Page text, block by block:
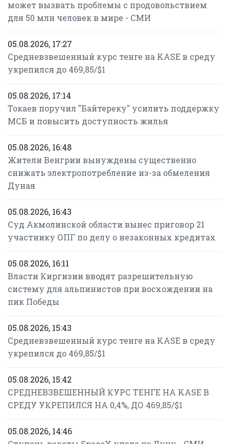
может вызвать проблемы с продовольствием
для 50 млн человек в мире - СМИ
05.08.2026, 17:27
Средневзвешенный курс тенге на KASE в среду
укрепился до 469,85/$1
05.08.2026, 17:14
Токаев поручил "Байтереку" усилить поддержку
МСБ и повысить доступность жилья
05.08.2026, 16:48
Жители Венгрии вынуждены существенно
снижать электропотребление из-за обмеления
Дуная
05.08.2026, 16:43
Суд Акмолинской области вынес приговор 21
участнику ОПГ по делу о незаконных кредитах
05.08.2026, 16:11
Власти Киргизии вводят разрешительную
систему для альпинистов при восхождении на
пик Победы
05.08.2026, 15:43
Средневзвешенный курс тенге на KASE в среду
укрепился до 469,85/$1
05.08.2026, 15:42
СРЕДНЕВЗВЕШЕННЫЙ КУРС ТЕНГЕ НА KASE В
СРЕДУ УКРЕПИЛСЯ НА 0,4%, ДО 469,85/$1
05.08.2026, 14:46